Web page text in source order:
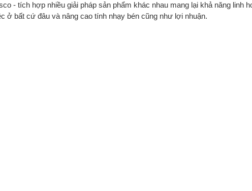
- tích hợp nhiều giải pháp sản phẩm khác nhau mang lại khả năng linh
ở bất cứ đâu và nâng cao tính nhạy bén cũng như lợi nhuận.